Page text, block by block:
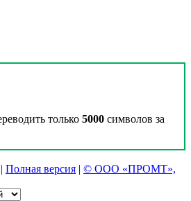
только 5000 символов за
| Полная версия | © ООО «ПРОМТ»,